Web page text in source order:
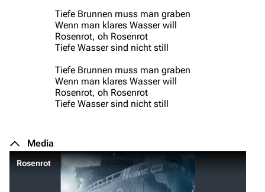
Tiefe Brunnen muss man graben
Wenn man klares Wasser will
Rosenrot, oh Rosenrot
Tiefe Wasser sind nicht still
Tiefe Brunnen muss man graben
Wenn man klares Wasser will
Rosenrot, oh Rosenrot
Tiefe Wasser sind nicht still
Media
Rosenrot